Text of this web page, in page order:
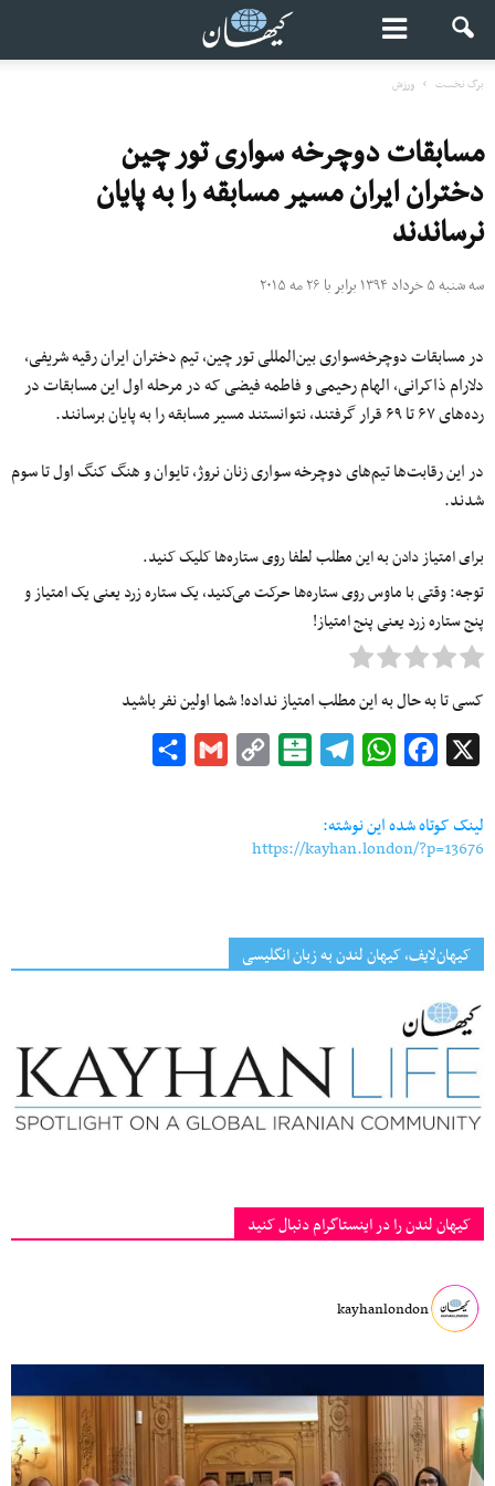
برگ نخست ورزش
مسابقات دوچرخه سواری تور چین
دختران ایران مسیر مسابقه را به پایان
نرساندند
سه شنبه ۵ خرداد ۱۳۹۴ برابر با ۲۶ مه ۲۰۱۵
در مسابقات دوچرخه‌سواری بین‌المللی تور چین، تیم دختران ایران رقیه شریفی،
دلارام ذاکرانی، الهام رحیمی و فاطمه فیضی که در مرحله اول این مسابقات در
رده‌های ۶۷ تا ۶۹ قرار گرفتند، نتوانستند مسیر مسابقه را به پایان برسانند.
در این رقابت‌ها تیم‌های دوچرخه سواری زنان نروژ، تایوان و هنگ کنگ اول تا سوم
شدند.
برای امتیاز دادن به این مطلب لطفا روی ستاره‌ها کلیک کنید.
توجه: وقتی با ماوس روی ستاره‌ها حرکت می‌کنید، یک ستاره زرد یعنی یک امتیاز و
پنج ستاره زرد یعنی پنج امتیاز!
کسی تا به حال به این مطلب امتیاز نداده! شما اولین نفر باشید
Facebook
WhatsApp
Telegram
Balatarin
Copy
Gmail
لینک کوتاه شده این نوشته:
https://kayhan.london/?p=13676
کیهان‌لایف، کیهان لندن به زبان انگلیسی
کیهان لندن را در اینستاگرام دنبال کنید
kayhanlondon